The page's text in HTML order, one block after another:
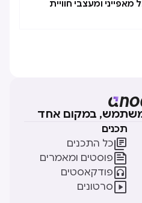
ומעצבי חוויית
משתמש, במקום אחד
תכנים
כל התכנים
פוסטים ומאמרים
פודקאסטים
סרטונים